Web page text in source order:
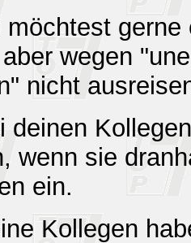
möchtest
wegen
nicht
deinen
wenn sie
ein.
Kollegen